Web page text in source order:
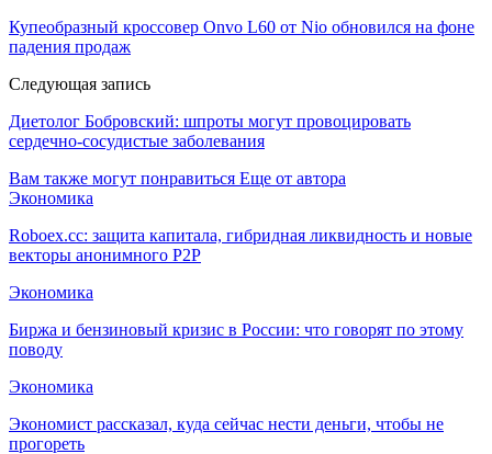
Купеобразный кроссовер Onvo L60 от Nio обновился на фоне
падения продаж
Следующая запись
Диетолог Бобровский: шпроты могут провоцировать
сердечно-сосудистые заболевания
Вам также могут понравиться Еще от автора
Экономика
Roboex.cc: защита капитала, гибридная ликвидность и новые
векторы анонимного P2P
Экономика
Биржа и бензиновый кризис в России: что говорят по этому
поводу
Экономика
Экономист рассказал, куда сейчас нести деньги, чтобы не
прогореть